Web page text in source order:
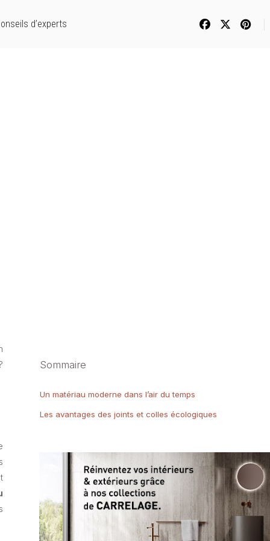
d’experts
Sommaire
Un matériau moderne dans l’air du temps
Les avantages des joints et colles écologiques